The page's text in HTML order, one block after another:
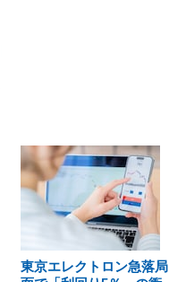
東京エレクトロン急落局